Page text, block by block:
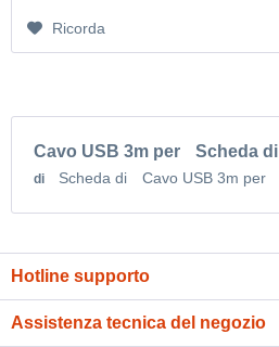
Ricorda
Cavo USB 3m per Scheda di
di
Scheda di Cavo USB 3m per
Hotline supporto
Assistenza tecnica del negozio